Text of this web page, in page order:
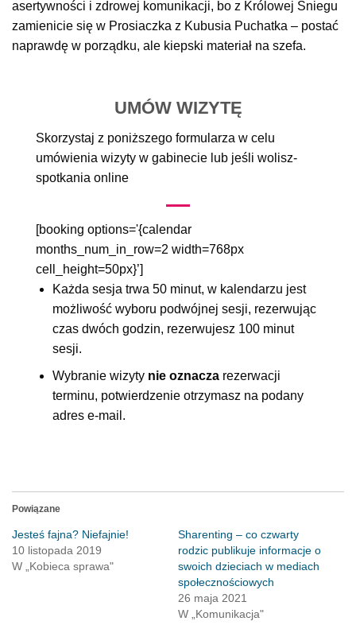
asertywności i zdrowej komunikacji, bo z Królowej Śniegu
zamienicie się w Prosiaczka z Kubusia Puchatka – postać
naprawdę w porządku, ale kiepski materiał na szefa.
UMÓW WIZYTĘ
Skorzystaj z poniższego formularza w celu
umówienia wizyty w gabinecie lub jeśli wolisz-
spotkania online
[booking options='{calendar
months_num_in_row=2 width=768px
cell_height=50px}’]
Każda sesja trwa 50 minut, w kalendarzu jest
możliwość wyboru podwójnej sesji, rezerwując
czas dwóch godzin, rezerwujesz 100 minut
sesji.
Wybranie wizyty nie oznaczarezerwacji
terminu, potwierdzenie otrzymasz na podany
adres e-mail.
Powiązane
Jesteś fajna? Niefajnie!
10 listopada 2019
W „Kobieca sprawa"
Sharenting – co czwarty
rodzic publikuje informacje o
swoich dzieciach w mediach
społecznościowych
26 maja 2021
W „Komunikacja"